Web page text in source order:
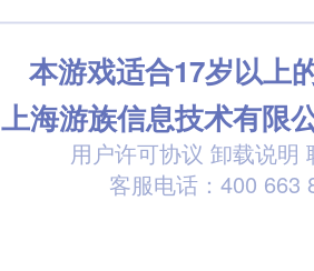
本游戏适合17岁以上
上海游族信息技术有限
用户许可协议 卸载说明
客服电话：400 663